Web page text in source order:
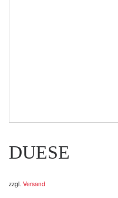
DUESE
zzgl. Versand